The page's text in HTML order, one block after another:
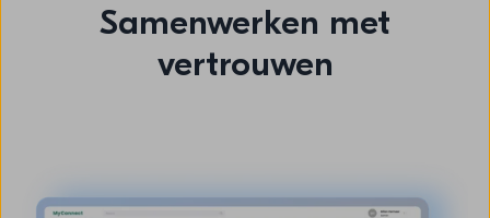
Samenwerken met
vertrouwen